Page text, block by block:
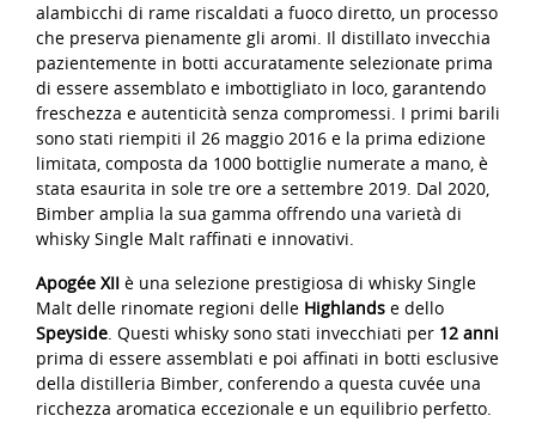
alambicchi di rame riscaldati a fuoco diretto, un processo
che preserva pienamente gli aromi. Il distillato invecchia
pazientemente in botti accuratamente selezionate prima
di essere assemblato e imbottigliato in loco, garantendo
freschezza e autenticità senza compromessi. I primi barili
sono stati riempiti il 26 maggio 2016 e la prima edizione
limitata, composta da 1000 bottiglie numerate a mano, è
stata esaurita in sole tre ore a settembre 2019. Dal 2020,
Bimber amplia la sua gamma offrendo una varietà di
whisky Single Malt raffinati e innovativi.
Apogée XII è una selezione prestigiosa di whisky Single
Malt delle rinomate regioni delle Highlands e dello
Speyside. Questi whisky sono stati invecchiati per 12 anni
prima di essere assemblati e poi affinati in botti esclusive
della distilleria Bimber, conferendo a questa cuvée una
ricchezza aromatica eccezionale e un equilibrio perfetto.